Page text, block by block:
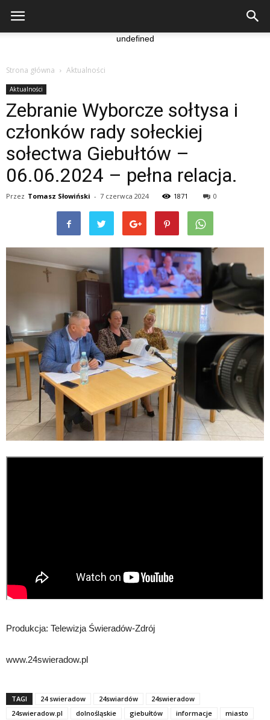
undefined
Strona główna Aktualności
Aktualności
Zebranie Wyborcze sołtysa i
członków rady sołeckiej
sołectwa Giebułtów –
06.06.2024 – pełna relacja.
Przez Tomasz Słowiński - 7 czerwca 2024 1871 0
Produkcja: Telewizja Świeradów-Zdrój
www.24swieradow.pl
TAGI 24 swieradow 24swiardów
24swieradow
24swieradow.pl
dolnośląskie giebułtów informacje
miasto